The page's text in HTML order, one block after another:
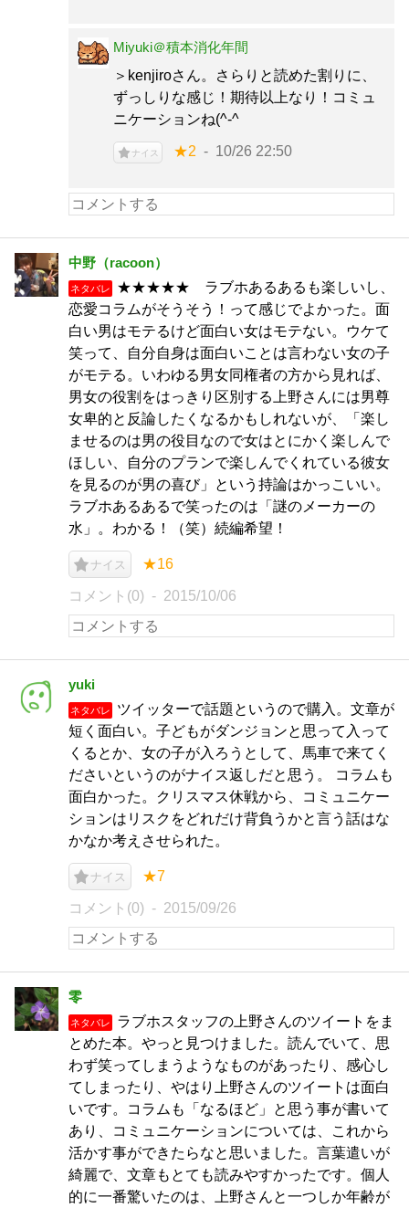
Miyuki＠積本消化年間
＞kenjiroさん。さらりと読めた割りに、
ずっしりな感じ！期待以上なり！コミュ
ニケーションね(^-^ゞ
ナイス ★2 10/26 22:50
中野（racoon）
ネタバレ
★★★★★ ラブホあるあるも楽しいし、
恋愛コラムがそうそう！って感じでよかった。面
白い男はモテるけど面白い女はモテない。ウケて
笑って、自分自身は面白いことは言わない女の子
がモテる。いわゆる男女同権者の方から見れば、
男女の役割をはっきり区別する上野さんには男尊
女卑的と反論したくなるかもしれないが、「楽し
ませるのは男の役目なので女はとにかく楽しんで
ほしい、自分のプランで楽しんでくれている彼女
を見るのが男の喜び」という持論はかっこいい。
ラブホあるあるで笑ったのは「謎のメーカーの
水」。わかる！（笑）続編希望！
ナイス ★16
コメント(0) 2015/10/06
yuki
ネタバレ
ツイッターで話題というので購入。文章が
短く面白い。子どもがダンジョンと思って入って
くるとか、女の子が入ろうとして、馬車で来てく
ださいというのがナイス返しだと思う。 コラムも
面白かった。クリスマス休戦から、コミュニケー
ションはリスクをどれだけ背負うかと言う話はな
かなか考えさせられた。
ナイス ★7
コメント(0) 2015/09/26
零
ネタバレ
ラブホスタッフの上野さんのツイートをま
とめた本。やっと見つけました。読んでいて、思
わず笑ってしまうようなものがあったり、感心し
てしまったり、やはり上野さんのツイートは面白
いです。コラムも「なるほど」と思う事が書いて
あり、コミュニケーションについては、これから
活かす事ができたらなと思いました。言葉遣いが
綺麗で、文章もとても読みやすかったです。個人
的に一番驚いたのは、上野さんと一つしか年齢が